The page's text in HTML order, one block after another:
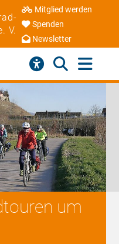
V.
Mitglied werden
Spenden
Newsletter
um